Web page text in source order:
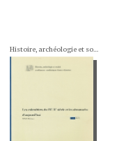
Histoire, archéologie et société. Conférences académiques franco-chinoises